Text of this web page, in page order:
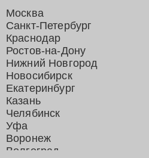
Москва
Санкт-Петербург
Краснодар
Ростов-на-Дону
Нижний Новгород
Новосибирск
Екатеринбург
Казань
Челябинск
Уфа
Воронеж
Волгоград